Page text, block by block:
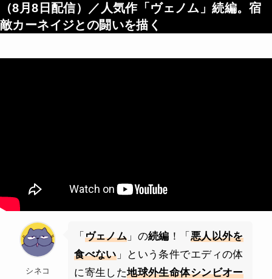
（8月8日配信）／人気作「ヴェノム」続編。宿
敵カーネイジとの闘いを描く
シネコ
「 ヴェノム 」の続編 ！「 悪人以外を
食べない」という条件でエディの体
に寄生した地球外生命体シンビオー